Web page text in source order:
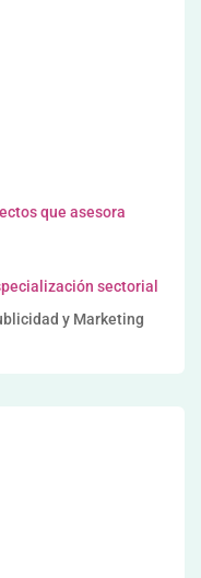
que asesora
sectorial
y Marketing